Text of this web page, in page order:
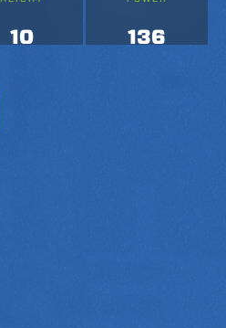
10 136